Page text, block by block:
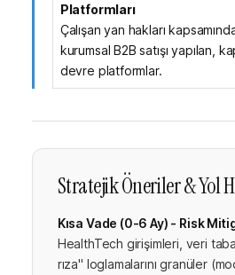
Platformları
Çalışan yan hakları
kurumsal B2B satışı yapılan,
devre platformlar.
Stratejik Öneriler & Yol
Kısa Vade (0-6 Ay) - Risk
HealthTech girişimleri, veri
rıza" loglamalarını granüler